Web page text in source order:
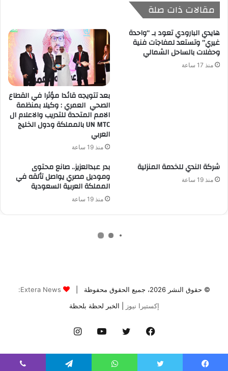
© حقوق النشر 2026، جميع الحقوق محفوظة |
Extera News:
إكستيرا نيوز
| الخبر لحظة بلحظة
فيسبوك تويتر يوتيوب